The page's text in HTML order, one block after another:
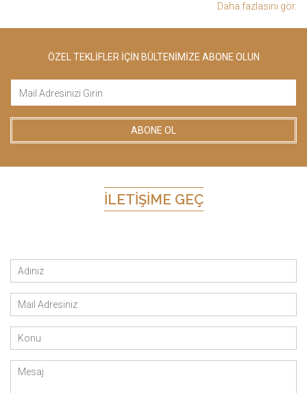
Daha fazlasını gör.
ÖZEL TEKLİFLER İÇİN BÜLTENİMİZE ABONE OLUN
İLETIŞIME GEÇ